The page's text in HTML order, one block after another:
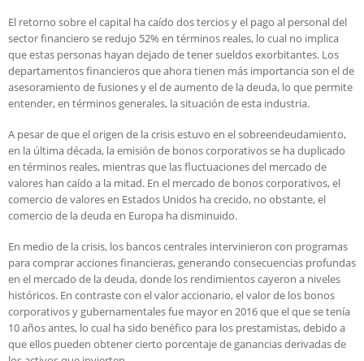
El retorno sobre el capital ha caído dos tercios y el pago al personal del
sector financiero se redujo 52% en términos reales, lo cual no implica
que estas personas hayan dejado de tener sueldos exorbitantes. Los
departamentos financieros que ahora tienen más importancia son el de
asesoramiento de fusiones y el de aumento de la deuda, lo que permite
entender, en términos generales, la situación de esta industria.
A pesar de que el origen de la crisis estuvo en el sobreendeudamiento,
en la última década, la emisión de bonos corporativos se ha duplicado
en términos reales, mientras que las fluctuaciones del mercado de
valores han caído a la mitad. En el mercado de bonos corporativos, el
comercio de valores en Estados Unidos ha crecido, no obstante, el
comercio de la deuda en Europa ha disminuido.
En medio de la crisis, los bancos centrales intervinieron con programas
para comprar acciones financieras, generando consecuencias profundas
en el mercado de la deuda, donde los rendimientos cayeron a niveles
históricos. En contraste con el valor accionario, el valor de los bonos
corporativos y gubernamentales fue mayor en 2016 que el que se tenía
10 años antes, lo cual ha sido benéfico para los prestamistas, debido a
que ellos pueden obtener cierto porcentaje de ganancias derivadas de